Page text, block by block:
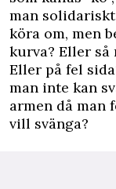
man
köra om, men
kurva? Eller så
Eller på fel
man inte kan
armen då man
vill svänga?